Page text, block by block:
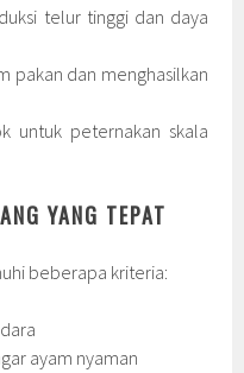
telur tinggi dan daya
pakan dan menghasilkan
untuk peternakan skala
YANG TEPAT
beberapa kriteria:
ayam nyaman